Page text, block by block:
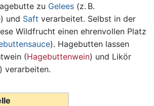
zu Gelees (z. B.
) und Saft verarbeitet. Selbst in der
Wildfrucht einen ehrenvollen Platz
). Hagebutten lassen
(Hagebuttenwein) und Likör
) verarbeiten.